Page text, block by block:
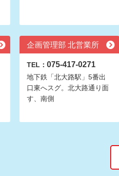
企画管理部 北営業所
TEL： 075-417-0271
地下鉄「北大路駅」5番出
口東へスグ。北大路通り面
す、南側